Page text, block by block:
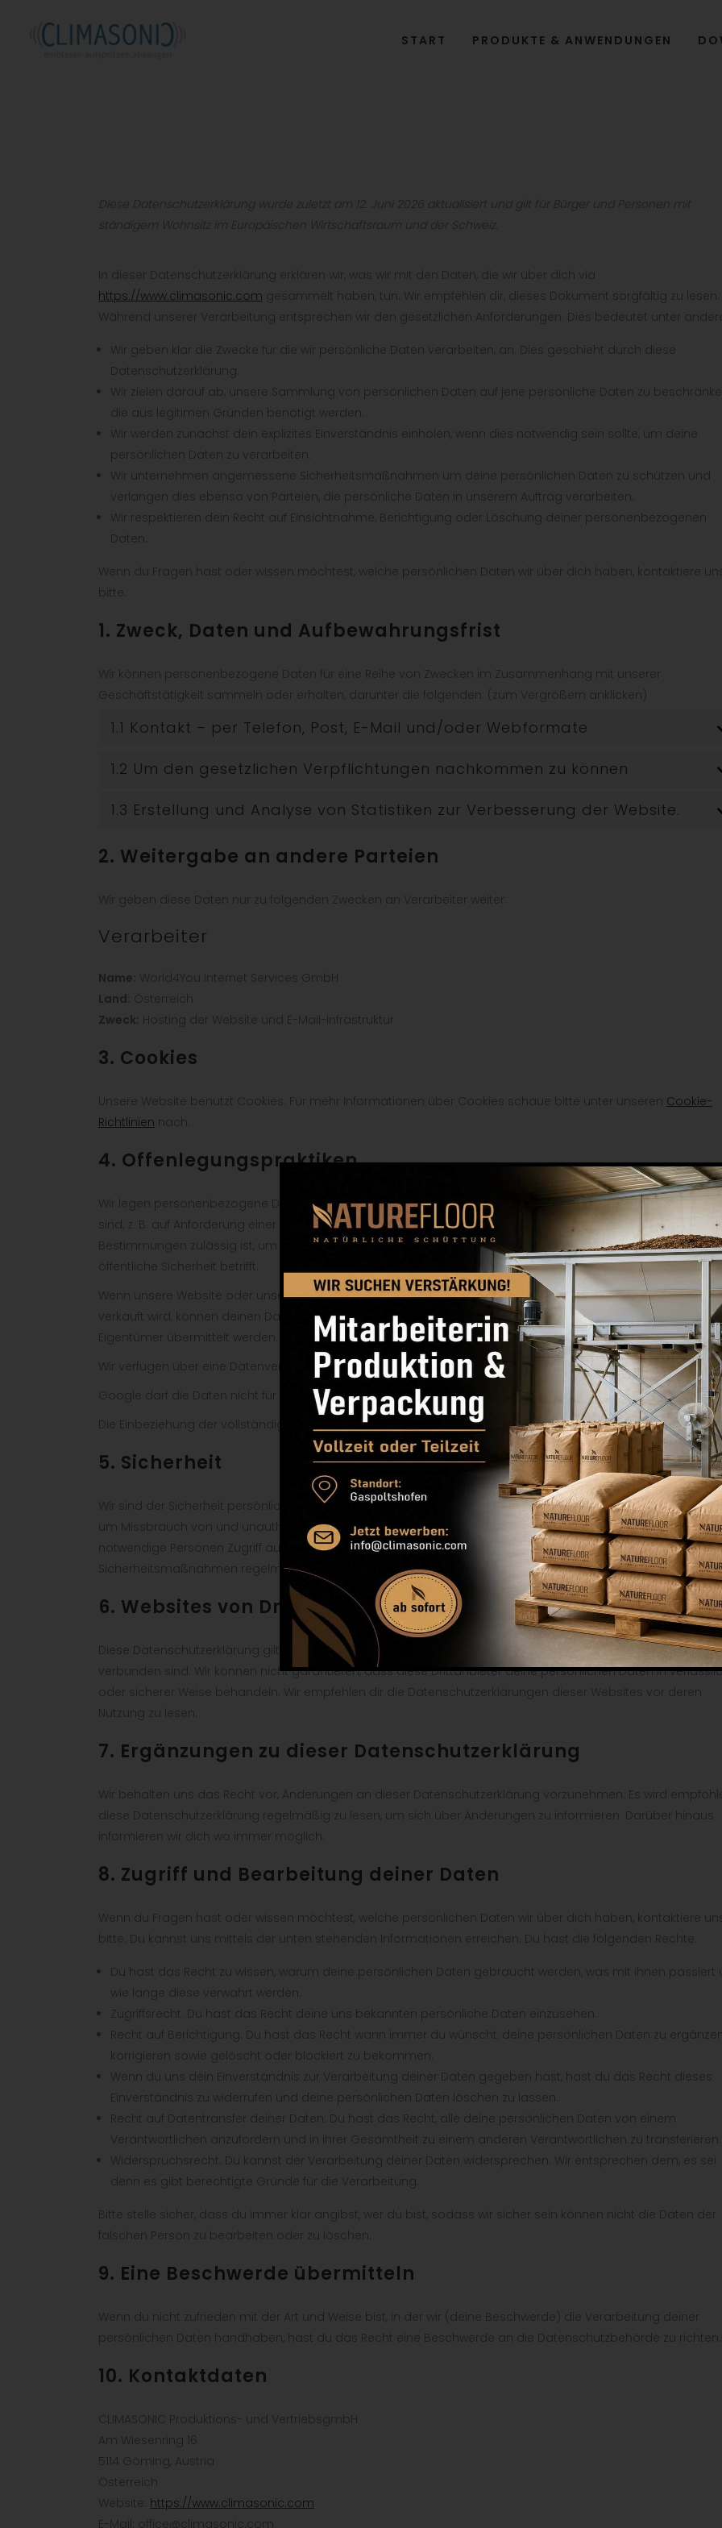
START PRODUKTE & ANWENDUNGEN
Diese Datenschutzerklärung wurde zuletzt am 12. Juni 2026 aktualisiert und gilt für Bürger und Personen mit
ständigem Wohnsitz im Europäischen Wirtschaftsraum und der Schweiz.
In dieser Datenschutzerklärung erklären wir, was wir mit den Daten, die wir über dich via
https://www.climasonic.com gesammelt haben, tun. Wir empfehlen dir, dieses Dokument sorgfältig zu lesen.
Während unserer Verarbeitung entsprechen wir den gesetzlichen Anforderungen. Dies bedeutet unter
Wir geben klar die Zwecke für die wir persönliche Daten verarbeiten, an. Dies geschieht durch diese
Datenschutzerklärung.
Wir zielen darauf ab, unsere Sammlung von persönlichen Daten auf jene persönliche Daten zu
die aus legitimen Gründen benötigt werden.
Wir werden zunächst dein explizites Einverständnis einholen, wenn dies notwendig sein sollte, um deine
persönlichen Daten zu verarbeiten.
Wir unternehmen angemessene Sicherheitsmaßnahmen um deine persönlichen Daten zu schützen und
verlangen dies ebenso von Parteien, die persönliche Daten in unserem Auftrag verarbeiten.
Wir respektieren dein Recht auf Einsichtnahme, Berichtigung oder Löschung deiner personenbezogenen
Daten.
Wenn du Fragen hast oder wissen möchtest, welche persönlichen Daten wir über dich haben, kontaktiere
bitte.
1. Zweck, Daten und Aufbewahrungsfrist
Wir können personenbezogene Daten für eine Reihe von Zwecken im Zusammenhang mit unserer
Geschäftstätigkeit sammeln oder erhalten, darunter die folgenden: (zum Vergrößern anklicken)
1.1 Kontakt – per Telefon, Post, E-Mail und/oder Webformate
1.2 Um den gesetzlichen Verpflichtungen nachkommen zu können
1.3 Erstellung und Analyse von Statistiken zur Verbesserung der Website.
2. Weitergabe an andere Parteien
Wir geben diese Daten nur zu folgenden Zwecken an Verarbeiter weiter:
Verarbeiter
Name: World4You Internet Services GmbH
Land: Österreich
Zweck: Hosting der Website und E-Mail-Infrastruktur
3. Cookies
Unsere Website benutzt Cookies. Für mehr Informationen über Cookies schaue bitte unter unseren Cookie-
Richtlinien nach.
4. Offenlegungspraktiken
Wir legen personenbezogene Daten offen, wenn wir gesetzlich oder per Gerichtsbeschluss dazu verpflichtet
sind, z. B. auf Anforderung einer Strafverfolgungsbehörde, soweit dies im Rahmen der gesetzlichen
Bestimmungen zulässig ist, um Auskünfte zu erteilen, oder für eine Untersuchung in einer Angelegenheit, die
öffentliche Sicherheit betrifft.
Wenn unsere Website oder unser Unternehmen im Rahmen einer Fusion oder Übernahme übernommen
verkauft wird, können deinen Daten unseren Beratern und potenziellen Käufern offengelegt und an die neuen
Eigentümer übermittelt werden.
Wir verfügen über eine Datenverarbeitungsvereinbarung mit Google.
Google darf die Daten nicht für andere Google-Dienste verwenden.
Die Einbeziehung der vollständigen IP-Adresse ist von uns blockiert.
5. Sicherheit
Wir sind der Sicherheit persönlicher Daten verpflichtet. Wir unternehmen angemessene
um Missbrauch von und unauthorisierten Zugriff auf persönliche Daten zu begrenzen. Dies stellt sicher, dass
notwendige Personen Zugriff auf deine Daten erhalten, dieser Zugriff geschützt ist und dass unsere
Sicherheitsmaßnahmen regelmäßig geprüft werden.
6. Websites von Drittanbietern
Diese Datenschutzerklärung gilt nicht für Websites von Drittparteien, die durch Links auf unserer Website
verbunden sind. Wir können nicht garantieren, dass diese Drittanbieter deine persönlichen Daten in
oder sicherer Weise behandeln. Wir empfehlen dir die Datenschutzerklärungen dieser Websites vor deren
Nutzung zu lesen.
7. Ergänzungen zu dieser Datenschutzerklärung
Wir behalten uns das Recht vor, Änderungen an dieser Datenschutzerklärung vorzunehmen. Es wird
diese Datenschutzerklärung regelmäßig zu lesen, um sich über Änderungen zu informieren. Darüber hinaus
informieren wir dich wo immer möglich.
8. Zugriff und Bearbeitung deiner Daten
Wenn du Fragen hast oder wissen möchtest, welche persönlichen Daten wir über dich haben, kontaktiere
bitte. Du kannst uns mittels der unten stehenden Informationen erreichen. Du hast die folgenden Rechte:
Du hast das Recht zu wissen, warum deine persönlichen Daten gebraucht werden, was mit ihnen passiert
wie lange diese verwahrt werden.
Zugriffsrecht: Du hast das Recht deine uns bekannten persönliche Daten einzusehen.
Recht auf Berichtigung: Du hast das Recht wann immer du wünscht, deine persönlichen Daten zu
korrigieren sowie gelöscht oder blockiert zu bekommen.
Wenn du uns dein Einverständnis zur Verarbeitung deiner Daten gegeben hast, hast du das Recht dieses
Einverständnis zu widerrufen und deine persönlichen Daten löschen zu lassen.
Recht auf Datentransfer deiner Daten: Du hast das Recht, alle deine persönlichen Daten von einem
Verantwortlichen anzufordern und in ihrer Gesamtheit zu einem anderen Verantwortlichen zu transferieren.
Widerspruchsrecht: Du kannst der Verarbeitung deiner Daten widersprechen. Wir entsprechen dem, es sei
denn es gibt berechtigte Gründe für die Verarbeitung.
Bitte stelle sicher, dass du immer klar angibst, wer du bist, sodass wir sicher sein können nicht die Daten der
falschen Person zu bearbeiten oder zu löschen.
9. Eine Beschwerde übermitteln
Wenn du nicht zufrieden mit der Art und Weise bist, in der wir (deine Beschwerde) die Verarbeitung deiner
persönlichen Daten handhaben, hast du das Recht eine Beschwerde an die Datenschutzbehörde zu richten.
10. Kontaktdaten
CLIMASONIC Produktions- und VertriebsgmbH
Am Wiesenring 16
5114 Göming, Austria
Österreich
Website: https://www.climasonic.com
E-Mail: office@climasonic.com